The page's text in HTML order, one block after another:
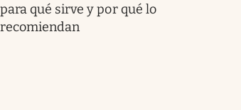
para qué sirve y por qué lo
recomiendan